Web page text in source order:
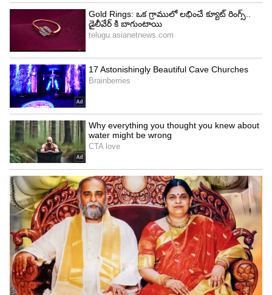
శుభప్రదంగా ఉంటుంది. జీతం పెరుగుతుంది. ప్రమోషన్స్
వచ్చే అవకాశాలు ఉన్నాయి. గతంతో పోలిస్తే.. ఆదాయం
రెట్టింపు అవుతుంది.
4
4